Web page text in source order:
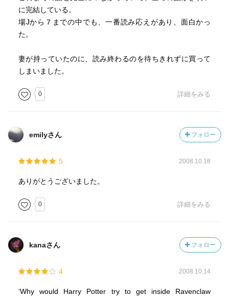
に完結している。
場Jから７までの中でも、一番読み応えがあり、面白かっ
た。
妻が持っていたのに、読み終わるのを待ちきれずに買って
しまいました。
0 詳細をみる
emilyさん フォロー
5 2008.10.18
ありがとうございました。
0 詳細をみる
kanaさん フォロー
4 2008.10.14
‘Why would Harry Potter try to get inside Ravenclaw